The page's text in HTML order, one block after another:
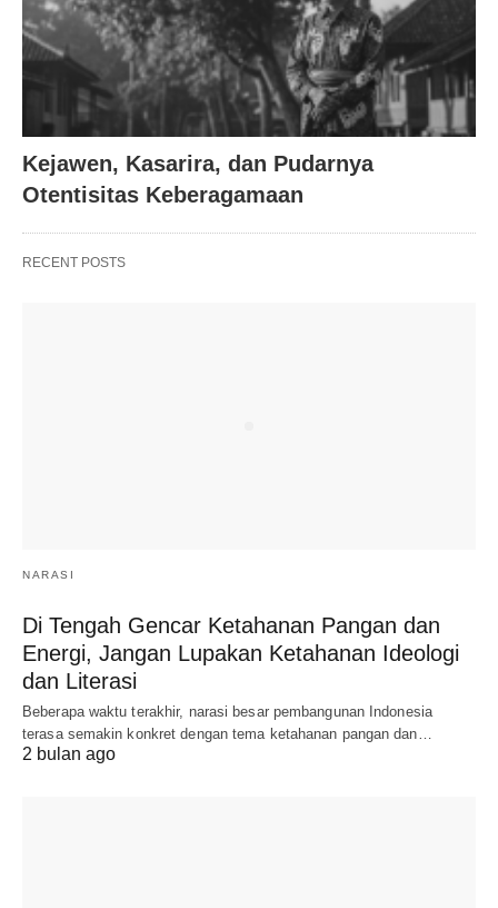
Kejawen, Kasarira, dan Pudarnya
Otentisitas Keberagamaan
RECENT POSTS
NARASI
Di Tengah Gencar Ketahanan Pangan dan
Energi, Jangan Lupakan Ketahanan Ideologi
dan Literasi
Beberapa waktu terakhir, narasi besar pembangunan Indonesia
terasa semakin konkret dengan tema ketahanan pangan dan…
2 bulan ago